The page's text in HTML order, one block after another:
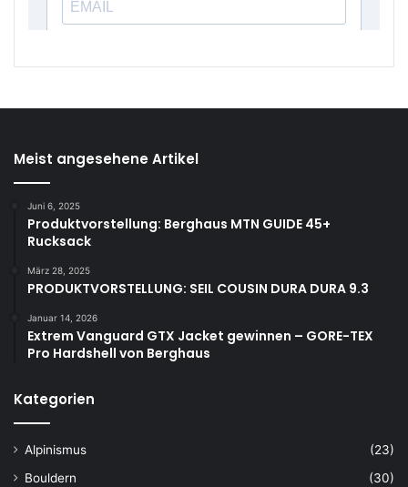
Meist angesehene Artikel
Juni 6, 2025
Produktvorstellung: Berghaus MTN GUIDE 45+
Rucksack
März 28, 2025
PRODUKTVORSTELLUNG: SEIL COUSIN DURA DURA 9.3
Januar 14, 2026
Extrem Vanguard GTX Jacket gewinnen – GORE-TEX
Pro Hardshell von Berghaus
Kategorien
Alpinismus
(23)
Bouldern
(30)